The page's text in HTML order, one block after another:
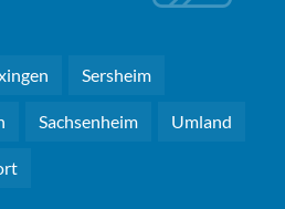
Sersheim
Sachsenheim Umland